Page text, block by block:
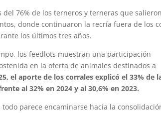
del 76% de los terneros y terneras que
donde continuaron la recría fuera de los
los últimos tres años.
los feedlots muestran una participación
en la oferta de animales destinados a
el aporte de los corrales explicó el 33% de
al 32% en 2024 y al 30,6% en 2023.
todo parece encaminarse hacia la